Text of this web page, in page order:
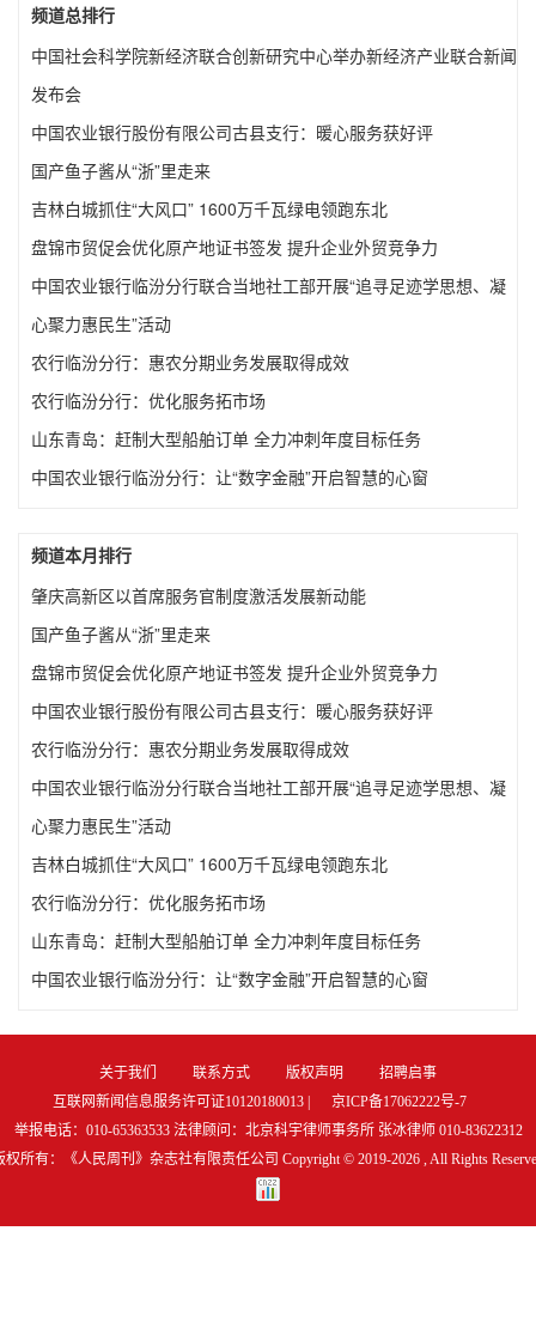
频道总排行
中国社会科学院新经济联合创新研究中心举办新经济产业联合新闻
发布会
中国农业银行股份有限公司古县支行：暖心服务获好评
国产鱼子酱从“浙”里走来
吉林白城抓住“大风口” 1600万千瓦绿电领跑东北
盘锦市贸促会优化原产地证书签发 提升企业外贸竞争力
中国农业银行临汾分行联合当地社工部开展“追寻足迹学思想、凝
心聚力惠民生”活动
农行临汾分行：惠农分期业务发展取得成效
农行临汾分行：优化服务拓市场
山东青岛：赶制大型船舶订单 全力冲刺年度目标任务
中国农业银行临汾分行：让“数字金融”开启智慧的心窗
频道本月排行
肇庆高新区以首席服务官制度激活发展新动能
国产鱼子酱从“浙”里走来
盘锦市贸促会优化原产地证书签发 提升企业外贸竞争力
中国农业银行股份有限公司古县支行：暖心服务获好评
农行临汾分行：惠农分期业务发展取得成效
中国农业银行临汾分行联合当地社工部开展“追寻足迹学思想、凝
心聚力惠民生”活动
吉林白城抓住“大风口” 1600万千瓦绿电领跑东北
农行临汾分行：优化服务拓市场
山东青岛：赶制大型船舶订单 全力冲刺年度目标任务
中国农业银行临汾分行：让“数字金融”开启智慧的心窗
关于我们 联系方式 版权声明
招聘启事
互联网新闻信息服务许可证10120180013 |
京ICP备17062222号-7
举报电话：010-65363533 法律顾问：北京科宇律师事务所 张冰律师 010-83622312
权所有：《人民周刊》杂志社有限责任公司 Copyright © 2019-2026 , All Rights